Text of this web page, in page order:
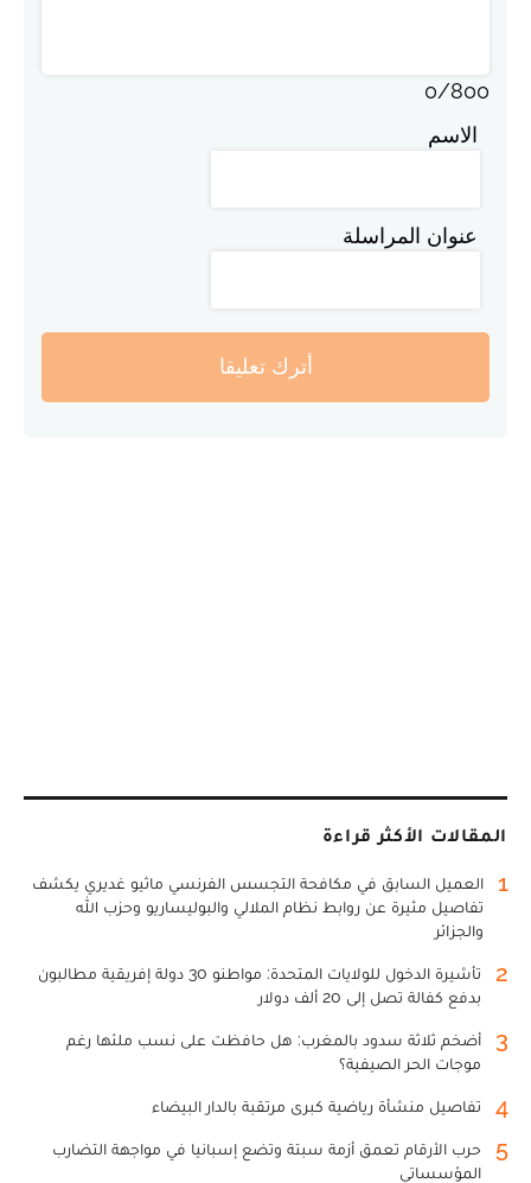
0/800
الاسم
عنوان المراسلة
أترك تعليقا
المقالات الأكثر قراءة
1
العميل السابق في مكافحة التجسس الفرنسي ماثيو غديري يكشف
تفاصيل مثيرة عن روابط نظام الملالي والبوليساريو وحزب الله
والجزائر
2
تأشيرة الدخول للولايات المتحدة: مواطنو 30 دولة إفريقية مطالبون
بدفع كفالة تصل إلى 20 ألف دولار
3
أضخم ثلاثة سدود بالمغرب: هل حافظت على نسب ملئها رغم
موجات الحر الصيفية؟
4 تفاصيل منشأة رياضية كبرى مرتقبة بالدار البيضاء
5
حرب الأرقام تعمق أزمة سبتة وتضع إسبانيا في مواجهة التضارب
المؤسساتي